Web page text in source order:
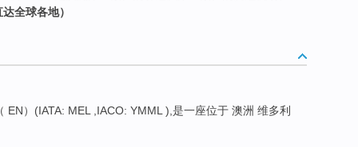
全球各地）
EN）(IATA: MEL ,IACO: YMML ),是一座位于 澳洲 维多利